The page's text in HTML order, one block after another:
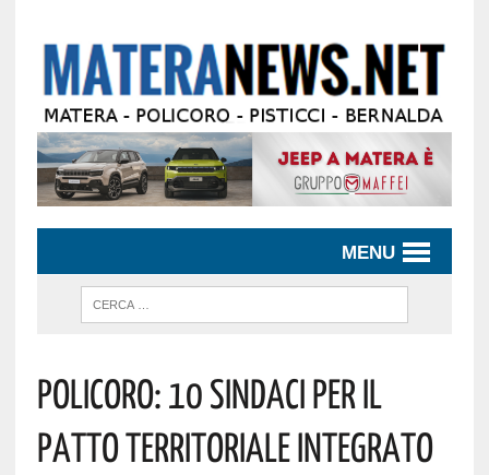
MENU
Policoro: 10 Sindaci Per Il
Patto Territoriale Integrato